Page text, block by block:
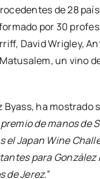
de 28
por 30
David Wri­gley,
un vino
ha
de manos de
Japan Wine
para Gon­zá­lez
de Jerez.”